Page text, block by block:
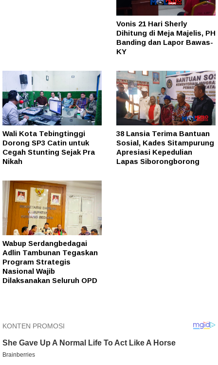
Vonis 21 Hari Sherly
Dihitung di Meja Majelis, PH
Banding dan Lapor Bawas-
KY
Wali Kota Tebingtinggi
Dorong SP3 Catin untuk
Cegah Stunting Sejak Pra
Nikah
38 Lansia Terima Bantuan
Sosial, Kades Sitampurung
Apresiasi Kepedulian
Lapas Siborongborong
Wabup Serdangbedagai
Adlin Tambunan Tegaskan
Program Strategis
Nasional Wajib
Dilaksanakan Seluruh OPD